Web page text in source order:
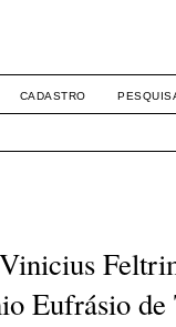
CADASTRO
Eufrásio